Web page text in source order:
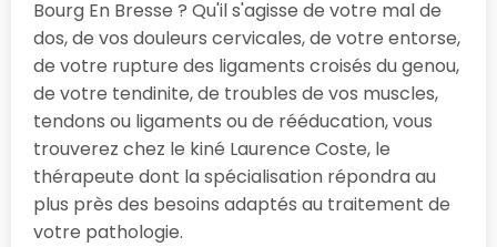
Bourg En Bresse ? Qu'il s'agisse de votre mal de
dos, de vos douleurs cervicales, de votre entorse,
de votre rupture des ligaments croisés du genou,
de votre tendinite, de troubles de vos muscles,
tendons ou ligaments ou de rééducation, vous
trouverez chez le kiné Laurence Coste, le
thérapeute dont la spécialisation répondra au
plus près des besoins adaptés au traitement de
votre pathologie.